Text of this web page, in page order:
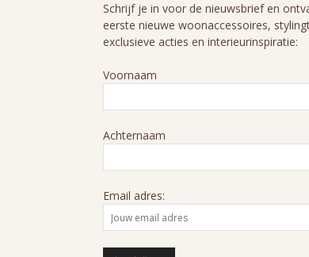
Schrijf je in voor de nieuwsbrief en
eerste nieuwe woonaccessoires,
exclusieve acties en interieurinspiratie:
Voornaam
Achternaam
Email adres: